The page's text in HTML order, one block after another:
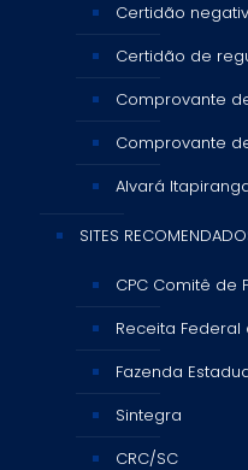
Certidão
Certidão de
Comprovante
Comprovante
Alvará
SITES
CPC Comitê de
Receita Federal
Fazenda
Sintegra
CRC/SC